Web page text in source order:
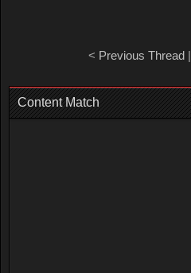
< Previous Thread|
Content Match